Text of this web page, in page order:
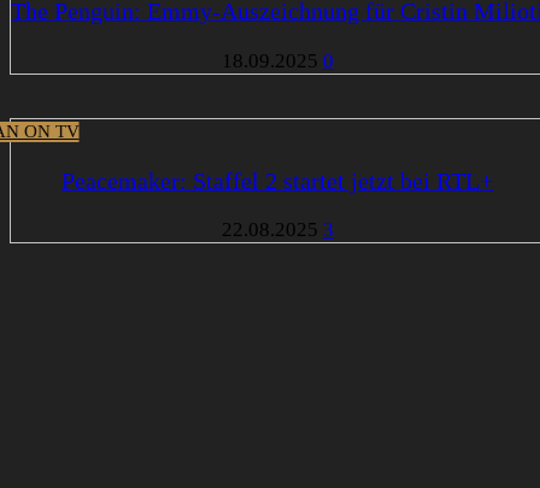
The Penguin: Emmy-Auszeichnung für Cristin
18.09.2025 0
ON TV
Peacemaker: Staffel 2 startet jetzt bei RTL+
22.08.2025 3